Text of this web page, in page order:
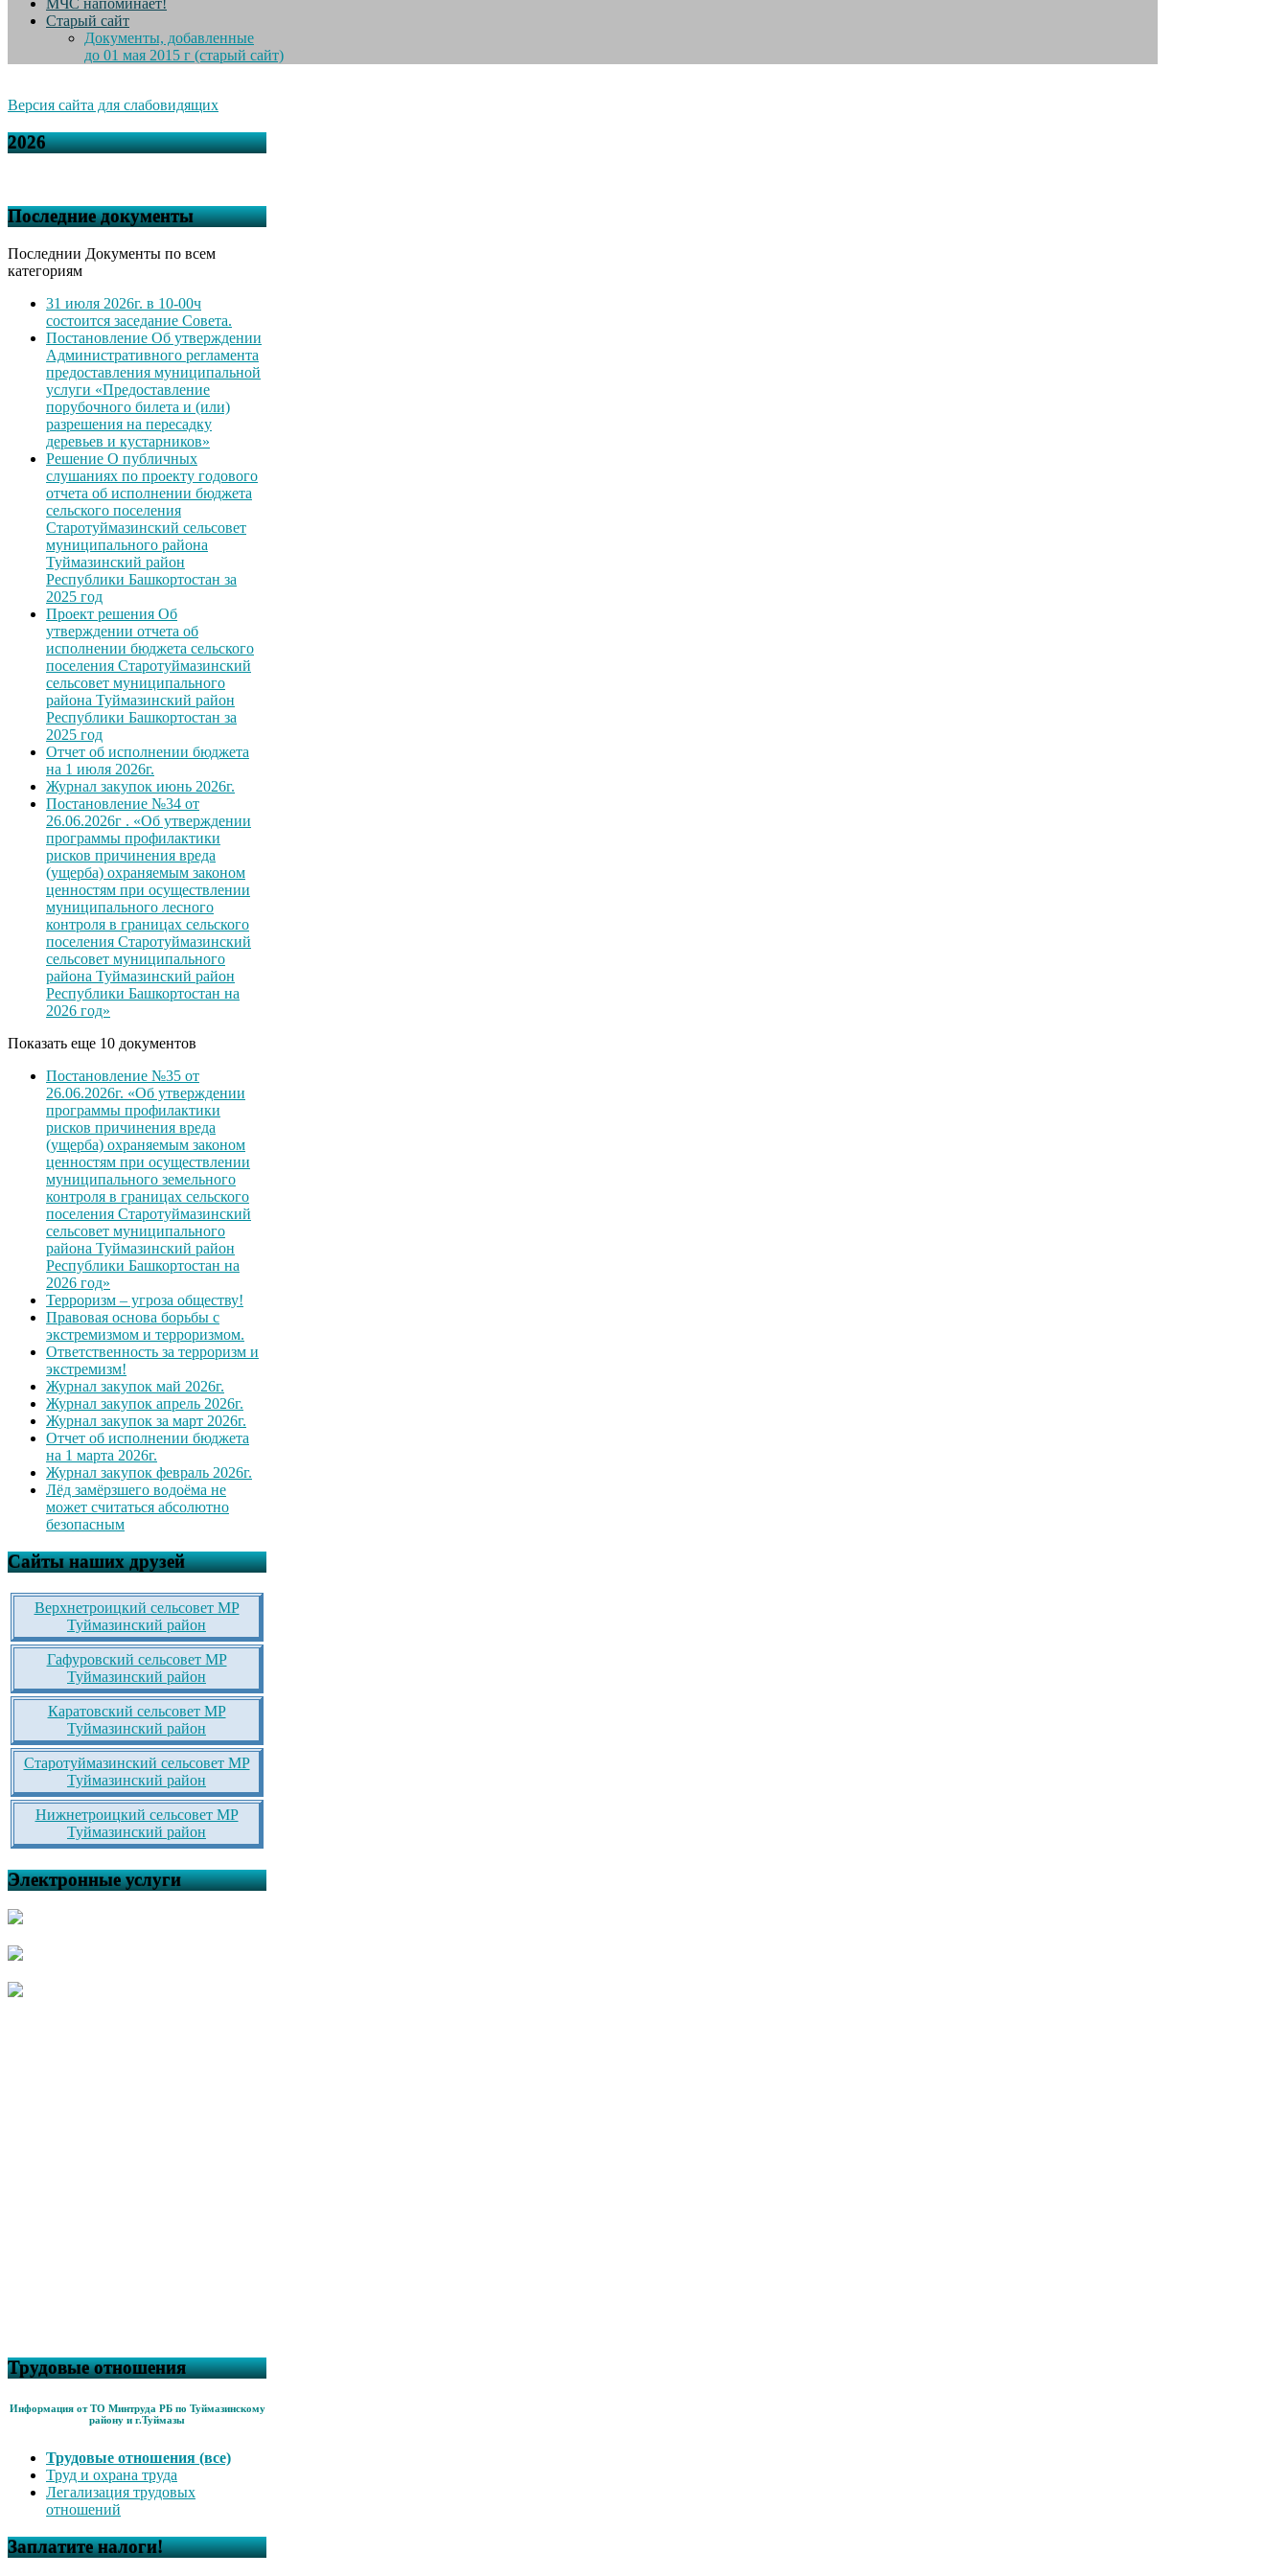
МЧС напоминает!
Старый сайт
Документы, добавленные
до 01 мая 2015 г (старый сайт)
Версия сайта для слабовидящих
2026
Последние документы
Последнии Документы по всем
категориям
31 июля 2026г. в 10-00ч
состоится заседание Совета.
Постановление Об утверждении
Административного регламента
предоставления муниципальной
услуги «Предоставление
порубочного билета и (или)
разрешения на пересадку
деревьев и кустарников»
Решение О публичных
слушаниях по проекту годового
отчета об исполнении бюджета
сельского поселения
Старотуймазинский сельсовет
муниципального района
Туймазинский район
Республики Башкортостан за
2025 год
Проект решения Об
утверждении отчета об
исполнении бюджета сельского
поселения Старотуймазинский
сельсовет муниципального
района Туймазинский район
Республики Башкортостан за
2025 год
Отчет об исполнении бюджета
на 1 июля 2026г.
Журнал закупок июнь 2026г.
Постановление №34 от
26.06.2026г . «Об утверждении
программы профилактики
рисков причинения вреда
(ущерба) охраняемым законом
ценностям при осуществлении
муниципального лесного
контроля в границах сельского
поселения Старотуймазинский
сельсовет муниципального
района Туймазинский район
Республики Башкортостан на
2026 год»
Показать еще 10 документов
Постановление №35 от
26.06.2026г. «Об утверждении
программы профилактики
рисков причинения вреда
(ущерба) охраняемым законом
ценностям при осуществлении
муниципального земельного
контроля в границах сельского
поселения Старотуймазинский
сельсовет муниципального
района Туймазинский район
Республики Башкортостан на
2026 год»
Терроризм – угроза обществу!
Правовая основа борьбы с
экстремизмом и терроризмом.
Ответственность за терроризм и
экстремизм!
Журнал закупок май 2026г.
Журнал закупок апрель 2026г.
Журнал закупок за март 2026г.
Отчет об исполнении бюджета
на 1 марта 2026г.
Журнал закупок февраль 2026г.
Лёд замёрзшего водоёма не
может считаться абсолютно
безопасным
Сайты наших друзей
Верхнетроицкий сельсовет МР
Туймазинский район
Гафуровский сельсовет МР
Туймазинский район
Каратовский сельсовет МР
Туймазинский район
Старотуймазинский сельсовет МР
Туймазинский район
Нижнетроицкий сельсовет МР
Туймазинский район
Электронные услуги
Трудовые отношения
Информация от ТО Минтруда РБ по Туймазинскому
району и г.Туймазы
Трудовые отношения (все)
Труд и охрана труда
Легализация трудовых
отношений
Заплатите налоги!